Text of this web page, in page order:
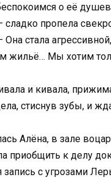
о её
сладко пропела
стала
жильё… Мы хотим
и кивала,
стиснув зубы, и
Алёна, в зале
приобщить к делу
с угрозами